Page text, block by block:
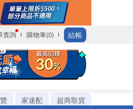
查詢 購物車(0) 結帳
家速配
超商取貨